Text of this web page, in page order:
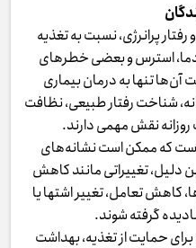
پرانرژی، نسبت به تغذیه
دما، استرس و بعضی خطرهای
تنها به درمان بیماری
شناخت رفتار طبیعی، نظافت
نقش مهمی دارند.
است که ممکن است نشانه‌های
دلیل، تغییراتی مانند کاهش
کاهش تعامل، تغییر اشتها یا
گرفته شوند.
حمایت از تغذیه، بهداشت